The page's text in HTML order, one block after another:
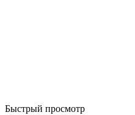
Быстрый просмотр